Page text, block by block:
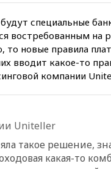
05:10
04:00
специальные
востребованным на
то новые правила
вводит какое-то
компании
Uniteller
такое решение,
какая-то